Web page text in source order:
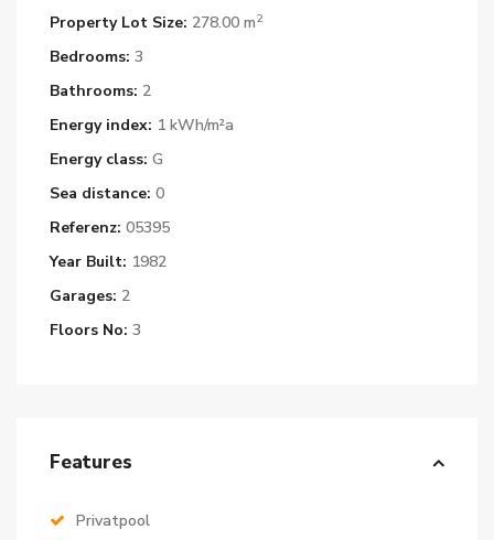
Property Lot Size: 278.00 m2
Bedrooms: 3
Bathrooms: 2
Energy index: 1 kWh/m²a
Energy class: G
Sea distance: 0
Referenz: 05395
Year Built: 1982
Garages: 2
Floors No: 3
Features
Privatpool